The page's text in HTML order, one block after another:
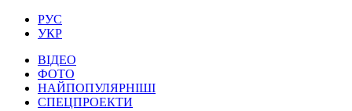
РУС
УКР
ВІДЕО
ФОТО
НАЙПОПУЛЯРНІШІ
СПЕЦПРОЕКТИ